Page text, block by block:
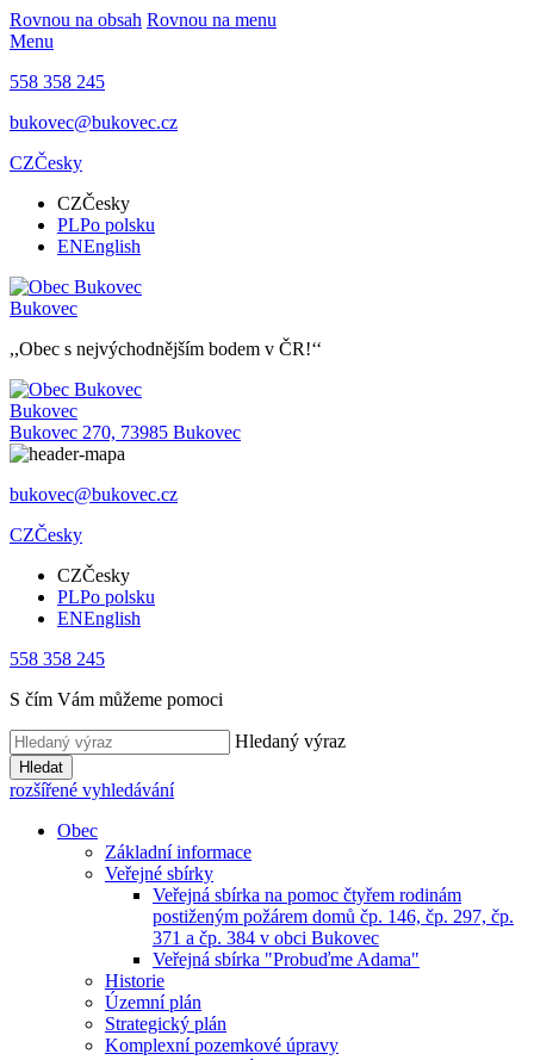
Rovnou na obsah Rovnou na menu
Menu
558 358 245
bukovec@bukovec.cz
CZČesky
CZČesky
PLPo polsku
ENEnglish
Bukovec
,,Obec s nejvýchodnějším bodem v ČR!‘‘
Bukovec
Bukovec 270, 73985 Bukovec
bukovec@bukovec.cz
CZČesky
CZČesky
PLPo polsku
ENEnglish
558 358 245
S čím Vám můžeme pomoci
Hledaný výraz
Hledat
rozšířené vyhledávání
Obec
Základní informace
Veřejné sbírky
Veřejná sbírka na pomoc čtyřem rodinám
postiženým požárem domů čp. 146, čp. 297, čp.
371 a čp. 384 v obci Bukovec
Veřejná sbírka "Probuďme Adama"
Historie
Územní plán
Strategický plán
Komplexní pozemkové úpravy